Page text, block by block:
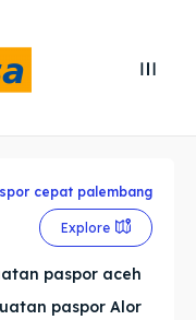
Cari
Cari
cepat palembang
Explore
paspor aceh
paspor Alor